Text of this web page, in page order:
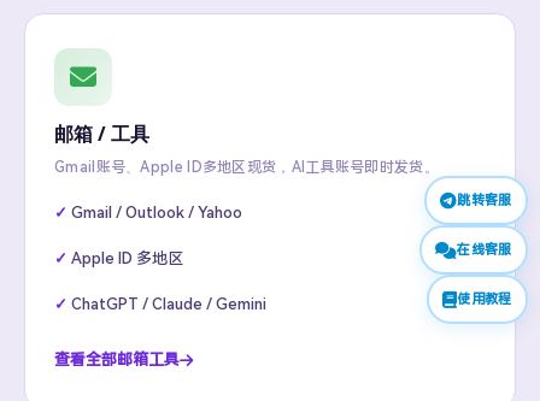
邮箱 / 工具
Gmail账号、Apple ID多地区现货，AI工具账号即时发货。
Gmail / Outlook / Yahoo
Apple ID 多地区
ChatGPT / Claude / Gemini
查看全部邮箱工具
跳转客服
在线客服
使用教程